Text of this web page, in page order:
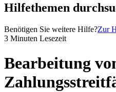
Hilfethemen
Benötigen Sie weitere Hilfe?Zur
3 Minuten Lesezeit
Bearbeitung